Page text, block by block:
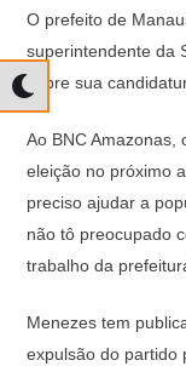
O prefeito de
superintendente da
sobre sua
Ao BNC Amazonas,
eleição no próximo
preciso ajudar a
não tô preocupado
trabalho da
Menezes tem
expulsão do partido